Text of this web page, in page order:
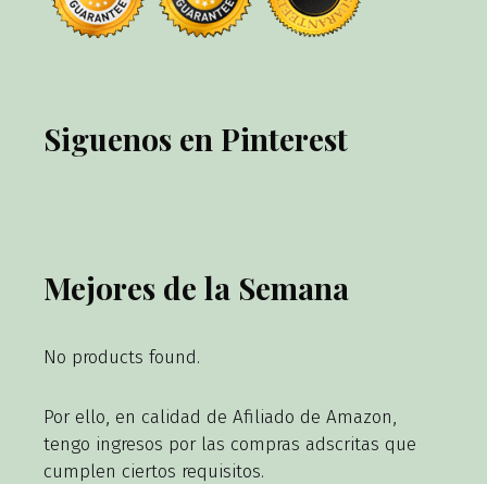
Siguenos en Pinterest
Mejores de la Semana
No products found.
Por ello, en calidad de Afiliado de Amazon,
tengo ingresos por las compras adscritas que
cumplen ciertos requisitos.